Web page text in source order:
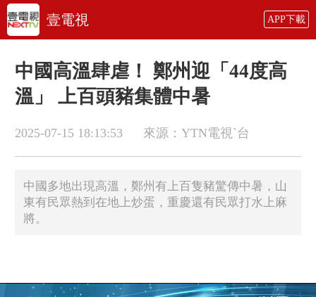
壹電視 APP下載
中國高溫肆虐！ 鄭州迎「44度高
溫」 上百頭豬集體中暑
2025-07-15 18:13:53 來源：YTN電視ˋ台
中國多地出現高溫，鄭州有上百隻豬驚傳中暑，山
東有民眾熱到在地上炒蛋，重慶還有民眾打水上麻
將。